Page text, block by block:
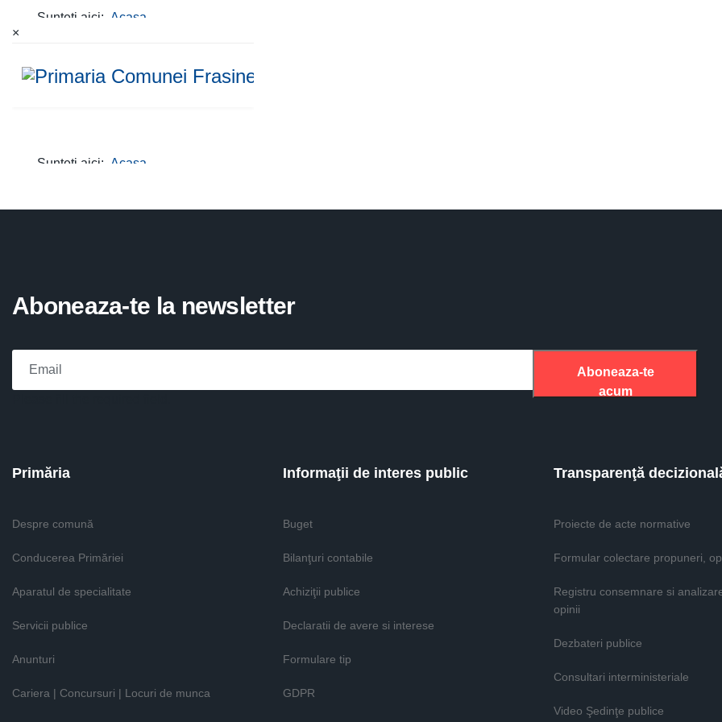
×
Aboneaza-te la newsletter
Aboneaza-te
acum
Primăria
Despre comună
Conducerea Primăriei
Aparatul de specialitate
Servicii publice
Anunturi
Cariera | Concursuri | Locuri de munca
Informaţii de interes public
Buget
Bilanţuri contabile
Achiziţii publice
Declaratii de avere si interese
Formulare tip
GDPR
Transparenţă
Proiecte de acte normative
Formular colectare propuneri,
Registru consemnare si
opinii
Dezbateri publice
Consultari interministeriale
Video Şedinţe publice